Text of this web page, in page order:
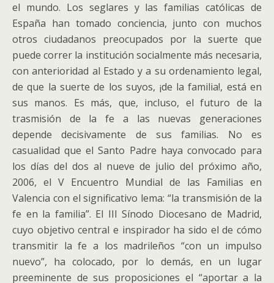
el mundo. Los seglares y las familias católicas de
España han tomado conciencia, junto con muchos
otros ciudadanos preocupados por la suerte que
puede correr la institución socialmente más necesaria,
con anterioridad al Estado y a su ordenamiento legal,
de que la suerte de los suyos, ¡de la familia!, está en
sus manos. Es más, que, incluso, el futuro de la
trasmisión de la fe a las nuevas generaciones
depende decisivamente de sus familias. No es
casualidad que el Santo Padre haya convocado para
los días del dos al nueve de julio del próximo año,
2006, el V Encuentro Mundial de las Familias en
Valencia con el significativo lema: “la transmisión de la
fe en la familia”. El III Sínodo Diocesano de Madrid,
cuyo objetivo central e inspirador ha sido el de cómo
transmitir la fe a los madrileños “con un impulso
nuevo”, ha colocado, por lo demás, en un lugar
preeminente de sus proposiciones el “aportar a la